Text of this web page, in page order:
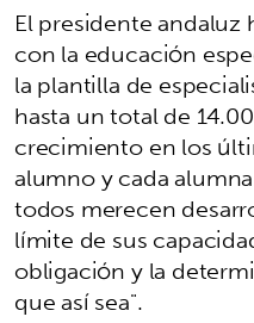
El presidente andaluz
con la educación
la plantilla de
hasta un total de
crecimiento en los
alumno y cada
todos merecen
límite de sus
obligación y la
que así sea".